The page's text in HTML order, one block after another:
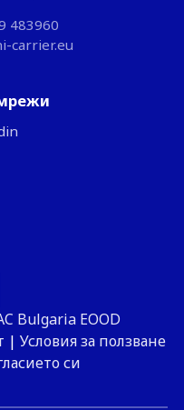
483960
carrier.eu
Bulgaria EOOD
| Условия за ползване
си